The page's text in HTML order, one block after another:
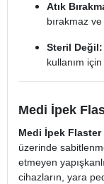
Atık
bırakmaz
Steril Değil:
kullanım
Medi İpek
Medi İpek Flaster
üzerinde
etmeyen
cihazların, yara